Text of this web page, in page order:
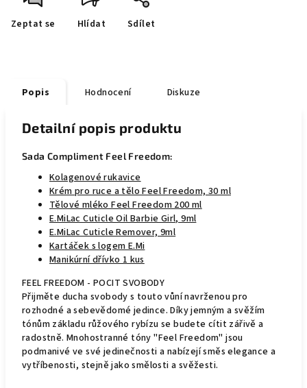
Zeptat se Hlídat Sdílet
Popis Hodnocení Diskuze
Detailní popis produktu
Sada Compliment Feel Freedom:
Kolagenové rukavice
Krém pro ruce a tělo Feel Freedom, 30 ml
Tělové mléko Feel Freedom 200 ml
E.MiLac Cuticle Oil Barbie Girl, 9ml
E.MiLac Cuticle Remover, 9ml
Kartáček s logem E.Mi
Manikúrní dřívko 1 kus
FEEL FREEDOM - POCIT SVOBODY
Přijměte ducha svobody s touto vůní navrženou pro
rozhodné a sebevědomé jedince. Díky jemným a svěžím
tónům základu růžového rybízu se budete cítit zářivě a
radostně. Mnohostranné tóny "Feel Freedom" jsou
podmanivé ve své jedinečnosti a nabízejí směs elegance a
vytříbenosti, stejně jako smělosti a svěžesti.